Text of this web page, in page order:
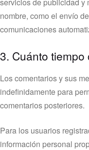
nombre, como el envío
comunicaciones
3. Cuánto
Los comentarios y sus
indefinidamente para
comentarios posteriores.
Para los usuarios
información personal